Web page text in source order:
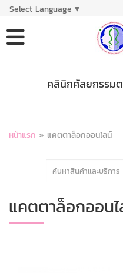
Select Language ▼
คลินิกศัลยกรรม
หน้าแรก » แคตตาล็อกออนไลน์
แคตตาล็อกออน